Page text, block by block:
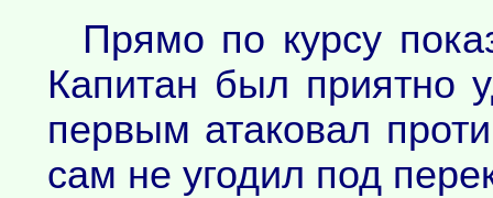
Прямо по курсу
Капитан был приятно
первым атаковал
сам не угодил под